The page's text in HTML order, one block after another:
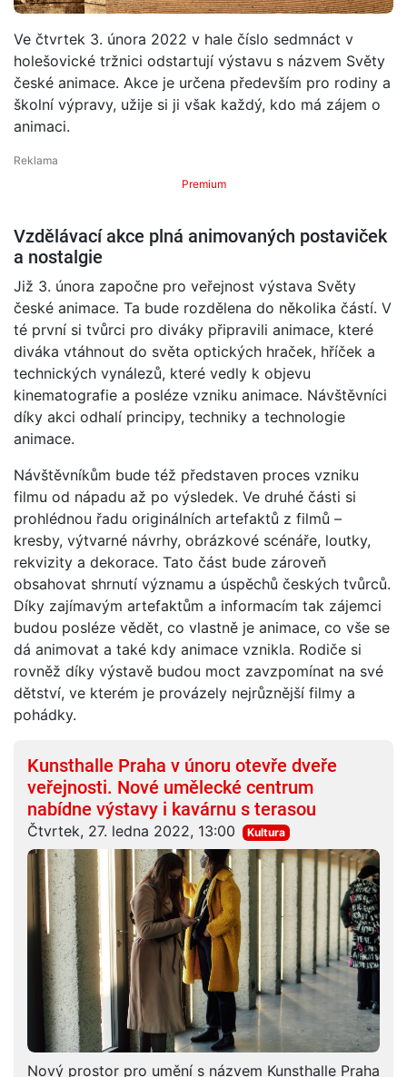
Ve čtvrtek 3. února 2022 v hale číslo sedmnáct v
holešovické tržnici odstartují výstavu s názvem Světy
české animace. Akce je určena především pro rodiny a
školní výpravy, užije si ji však každý, kdo má zájem o
animaci.
Premium
Vzdělávací akce plná animovaných postaviček
a nostalgie
Již 3. února započne pro veřejnost výstava Světy
české animace. Ta bude rozdělena do několika částí. V
té první si tvůrci pro diváky připravili animace, které
diváka vtáhnout do světa optických hraček, hříček a
technických vynálezů, které vedly k objevu
kinematografie a posléze vzniku animace. Návštěvníci
díky akci odhalí principy, techniky a technologie
animace.
Návštěvníkům bude též představen proces vzniku
filmu od nápadu až po výsledek. Ve druhé části si
prohlédnou řadu originálních artefaktů z filmů –
kresby, výtvarné návrhy, obrázkové scénáře, loutky,
rekvizity a dekorace. Tato část bude zároveň
obsahovat shrnutí významu a úspěchů českých tvůrců.
Díky zajímavým artefaktům a informacím tak zájemci
budou posléze vědět, co vlastně je animace, co vše se
dá animovat a také kdy animace vznikla. Rodiče si
rovněž díky výstavě budou moct zavzpomínat na své
dětství, ve kterém je provázely nejrůznější filmy a
pohádky.
Kunsthalle Praha v únoru otevře dveře
veřejnosti. Nové umělecké centrum
nabídne výstavy i kavárnu s terasou
Čtvrtek, 27. ledna 2022, 13:00 Kultura
Nový prostor pro umění s názvem Kunsthalle Praha